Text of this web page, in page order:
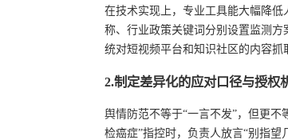
在技术实现上，专业工具能大幅降低
称、行业政策关键词分别设置监测
统对短视频平台和知识社区的内容抓
2.制定差异化的应对口径与授权
舆情防范不等于“一言不发”，但更不
检癌症”指控时，负责人放言“别指